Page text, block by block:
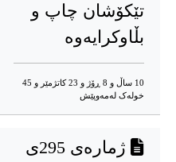
تێکۆشان چاپ و
بڵاوکرایەوە
10 ساڵ و 8 ڕۆژ و 23 کاتژمێر و 45
خوله‌ک له‌مه‌وپێش‌
ژمارەى 295ى